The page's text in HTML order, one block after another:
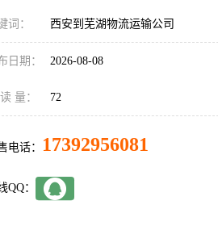
词： 西安到芜湖物流运输公司
日期： 2026-08-08
量： 72
电话： 17392956081
QQ：